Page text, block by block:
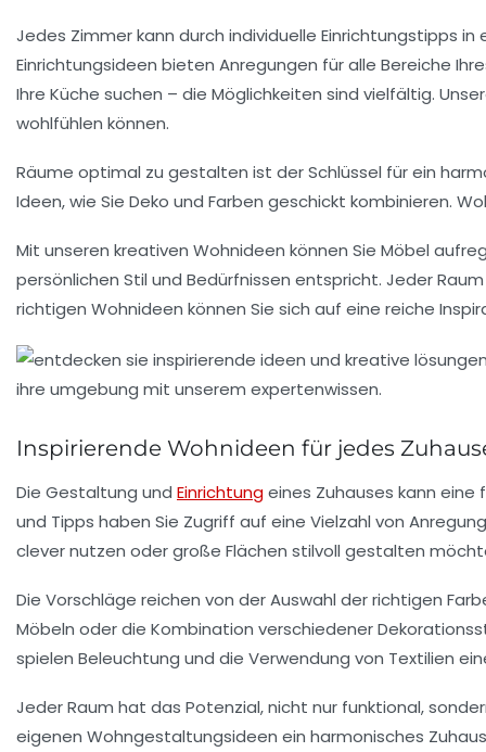
Jedes Zimmer kann durch individuelle Einrichtungstipps in
Einrichtungsideen bieten Anregungen für alle Bereiche
Ihre Küche suchen – die Möglichkeiten sind vielfältig.
wohlfühlen können.
Räume optimal zu gestalten ist der Schlüssel für ein
Ideen, wie Sie Deko und Farben geschickt kombinieren.
Mit unseren kreativen Wohnideen können Sie Möbel
persönlichen Stil und Bedürfnissen entspricht. Jeder
richtigen Wohnideen können Sie sich auf eine reiche
Inspirierende Wohnideen für jedes
Die Gestaltung und Einrichtungeines Zuhauses kann eine
und Tipps haben Sie Zugriff auf eine Vielzahl von
clever nutzen oder große Flächen stilvoll gestalten
Die Vorschläge reichen von der Auswahl der richtigen
Möbeln oder die Kombination verschiedener
spielen Beleuchtung und die Verwendung von Textilien
Jeder Raum hat das Potenzial, nicht nur funktional,
eigenen Wohngestaltungsideen ein harmonisches